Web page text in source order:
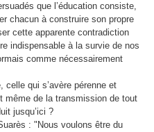
que l’éducation consiste,
chacun à construire son propre
cette apparente contradiction
indispensable à la survie de nos
comme nécessairement
celle qui s’avère pérenne et
même de la transmission de tout
jusqu’ici ?
: "Nous voulons être du